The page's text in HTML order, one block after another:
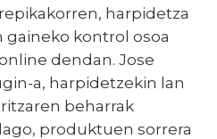
harpidetza
kontrol osoa
dendan. Jose
a, harpidetzekin lan
beharrak
produktuen sorrera